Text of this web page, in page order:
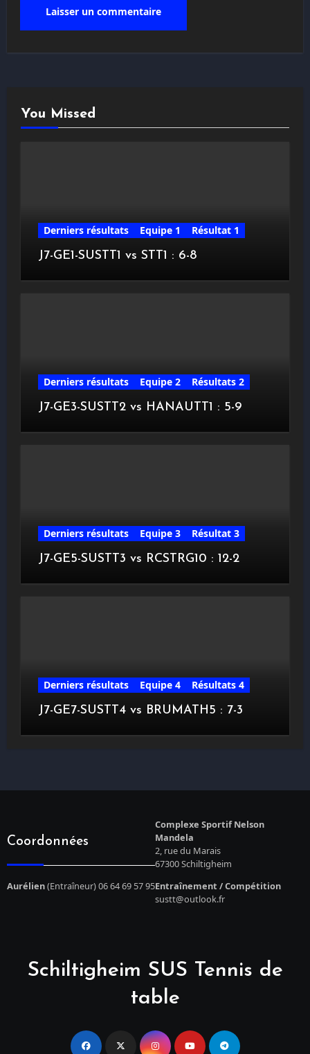
You Missed
Derniers résultats Equipe 1
Résultat 1
J7-GE1-SUSTT1 vs STT1 : 6-8
Derniers résultats Equipe 2
Résultats 2
J7-GE3-SUSTT2 vs HANAUTT1 : 5-9
Derniers résultats Equipe 3
Résultat 3
J7-GE5-SUSTT3 vs RCSTRG10 : 12-2
Derniers résultats Equipe 4
Résultats 4
J7-GE7-SUSTT4 vs BRUMATH5 : 7-3
Coordonnées
Complexe Sportif Nelson
Mandela
2, rue du Marais
67300 Schiltigheim
Aurélien(Entraîneur) 06 64 69 57 95Entraînement / Compétition
sustt@outlook.fr
Schiltigheim SUS Tennis de
table